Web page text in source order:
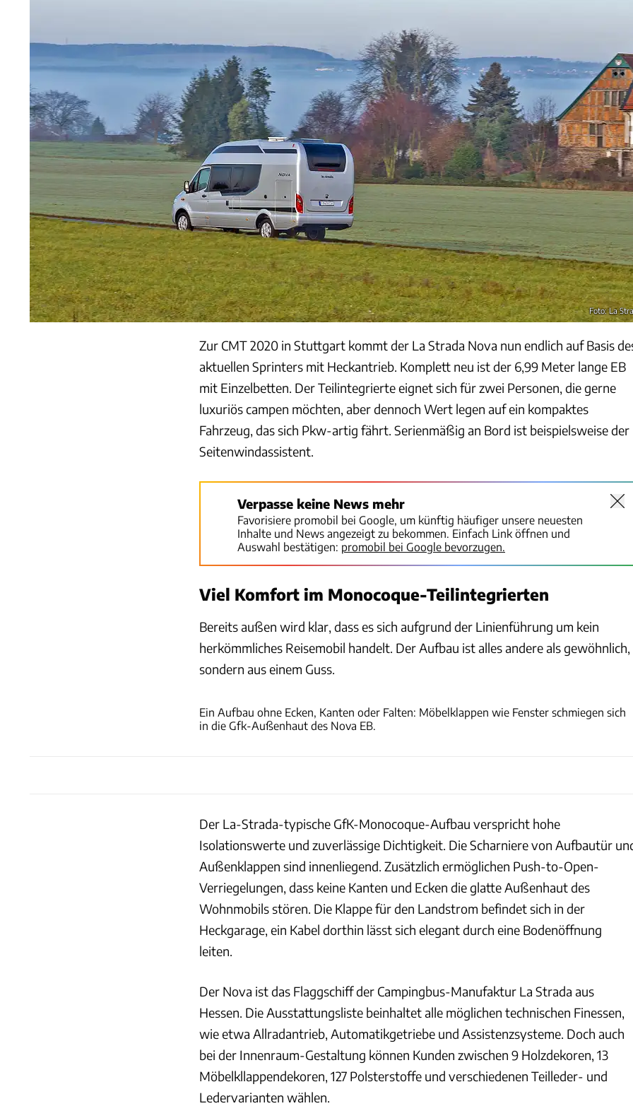
Foto: La
Zur CMT 2020 in Stuttgart kommt der La Strada Nova nun endlich auf Basis
aktuellen Sprinters mit Heckantrieb. Komplett neu ist der 6,99 Meter lange EB
mit Einzelbetten. Der Teilintegrierte eignet sich für zwei Personen, die gerne
luxuriös campen möchten, aber dennoch Wert legen auf ein kompaktes
Fahrzeug, das sich Pkw-artig fährt. Serienmäßig an Bord ist beispielsweise der
Seitenwindassistent.
Verpasse keine News mehr
Favorisiere promobil bei Google, um künftig häufiger unsere neuesten
Inhalte und News angezeigt zu bekommen. Einfach Link öffnen und
Auswahl bestätigen: promobil bei Google bevorzugen.
Viel Komfort im Monocoque-Teilintegrierten
Bereits außen wird klar, dass es sich aufgrund der Linienführung um kein
herkömmliches Reisemobil handelt. Der Aufbau ist alles andere als gewöhnlich,
sondern aus einem Guss.
Ein Aufbau ohne Ecken, Kanten oder Falten: Möbelklappen wie Fenster schmiegen sich
in die Gfk-Außenhaut des Nova EB.
Der La-Strada-typische GfK-Monocoque-Aufbau verspricht hohe
Isolationswerte und zuverlässige Dichtigkeit. Die Scharniere von Aufbautür
Außenklappen sind innenliegend. Zusätzlich ermöglichen Push-to-Open-
Verriegelungen, dass keine Kanten und Ecken die glatte Außenhaut des
Wohnmobils stören. Die Klappe für den Landstrom befindet sich in der
Heckgarage, ein Kabel dorthin lässt sich elegant durch eine Bodenöffnung
leiten.
Der Nova ist das Flaggschiff der Campingbus-Manufaktur La Strada aus
Hessen. Die Ausstattungsliste beinhaltet alle möglichen technischen Finessen,
wie etwa Allradantrieb, Automatikgetriebe und Assistenzsysteme. Doch auch
bei der Innenraum-Gestaltung können Kunden zwischen 9 Holzdekoren, 13
Möbelkllappendekoren, 127 Polsterstoffe und verschiedenen Teilleder- und
Ledervarianten wählen.